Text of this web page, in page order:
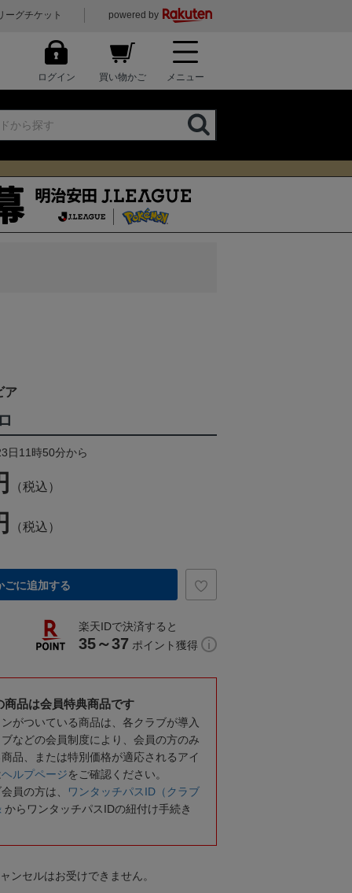
ーグチケット powered by
ログイン 買い物かご メニュー
ア
日11時50分から
（税込）
（税込）
ごに追加する
楽天IDで決済すると
35～37 ポイント獲得
商品は会員特典商品です
がついている商品は、各クラブが導入
などの会員制度により、会員の方のみ
品、または特別価格が適応されるアイ
ヘルプページをご確認ください。
員の方は、
ワンタッチパスID（クラブ
からワンタッチパスIDの紐付け手続き
ンセルはお受けできません。